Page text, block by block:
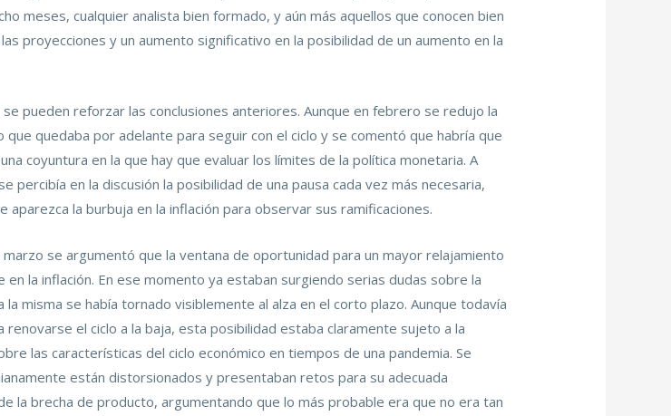
meses, cualquier analista bien formado, y aún más aquellos que conocen bien
proyecciones y un aumento significativo en la posibilidad de un aumento en la
pueden reforzar las conclusiones anteriores. Aunque en febrero se redujo la
quedaba por adelante para seguir con el ciclo y se comentó que habría que
coyuntura en la que hay que evaluar los límites de la política monetaria. A
percibía en la discusión la posibilidad de una pausa cada vez más necesaria,
la burbuja en la inflación para observar sus ramificaciones.
se argumentó que la ventana de oportunidad para un mayor relajamiento
la inflación. En ese momento ya estaban surgiendo serias dudas sobre la
misma se había tornado visiblemente al alza en el corto plazo. Aunque todavía
el ciclo a la baja, esta posibilidad estaba claramente sujeto a la
las características del ciclo económico en tiempos de una pandemia. Se
están distorsionados y presentaban retos para su adecuada
la brecha de producto, argumentando que lo más probable era que no era tan